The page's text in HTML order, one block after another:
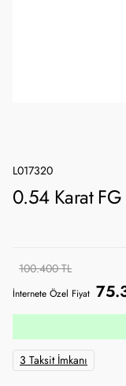
L017320
0.54 Karat FG
100.400 TL
İnternete Özel Fiyat
3 Taksit İmkanı